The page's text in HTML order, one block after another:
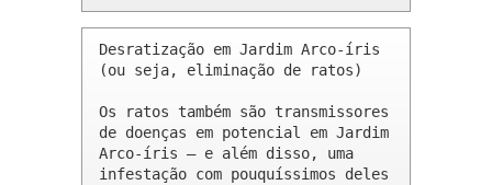
Desratização em Jardim Arco-íris
(ou seja, eliminação de ratos)
Os ratos também são transmissores
de doenças em potencial em Jardim
Arco-íris – e além disso, uma
infestação com pouquíssimos deles